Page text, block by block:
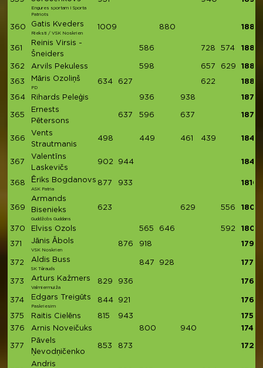
Engures sportam I Sporta
Patriots
360 Gatis Kveders
Rieksti / VSK Noskrien
1009 880 1889
361
Reinis Virsis -
Šneiders
586 728 574 1888
362 Arvils Pekuless 598 657 629 1884
363 Māris Ozoliņš
PD
634 627 622 1883
364 Rihards Peleģis 936 938 1874
365
Ernests
Pētersons
637 596 637 1870
366
Vents
Strautmanis
498 449 461 439 1847
367
Valentīns
Laskevičs
902 944 1846
368 Ēriks Bogdanovs
ASK Patria
877 933 1810
369
Armands
Bisenieks
Guddžobs Guddans
623 629 556 1808
370 Elviss Ozols 565 646 592 1803
371 Jānis Ābols
VSK Noskrien
876 918 1794
372 Aldis Buss
SK Tērauds
847 928 1775
373 Arturs Kažmers
Valmiermuiža
829 936 1765
374 Edgars Treigūts
Paskriesim
844 921 1765
375 Raitis Cielēns 815 943
1758
376
Arnis Noveičuks 800 940 1740
377
Pāvels
Ņevodņičenko
853 873 1726
Andris